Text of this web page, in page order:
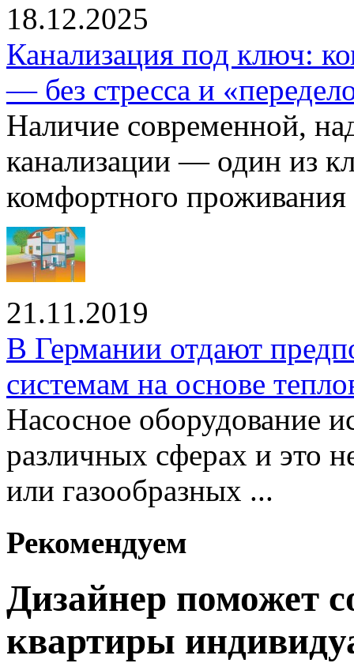
18.12.2025
Канализация под ключ:
— без стресса и
Наличие современной,
канализации — один из
комфортного проживания
21.11.2019
В Германии отдают
системам на основе
Насосное оборудование
различных сферах и это
или газообразных ...
Рекомендуем
Дизайнер поможет
квартиры